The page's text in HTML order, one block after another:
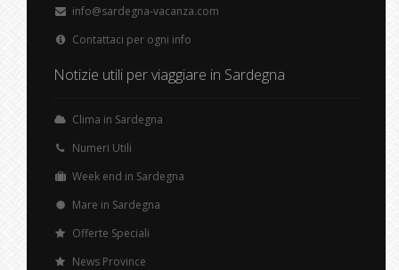
info@sardegna-vacanza.com
Contattaci per ogni info
Notizie utili per viaggiare in Sardegna
Clima in Sardegna
Numeri Utili
Week end in Sardegna
Mare in Sardegna
Offerte Speciali
News Province